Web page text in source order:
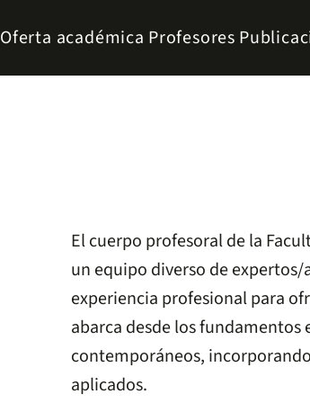
Oferta académica Profesores
El cuerpo profesoral de la
un equipo diverso de
experiencia profesional para
abarca desde los
contemporáneos,
aplicados.